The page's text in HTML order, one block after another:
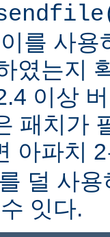
를 사용
였는지
이상
패치가
아파치
덜 사
잇다.